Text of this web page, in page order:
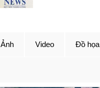
Ảnh Video Đồ họa